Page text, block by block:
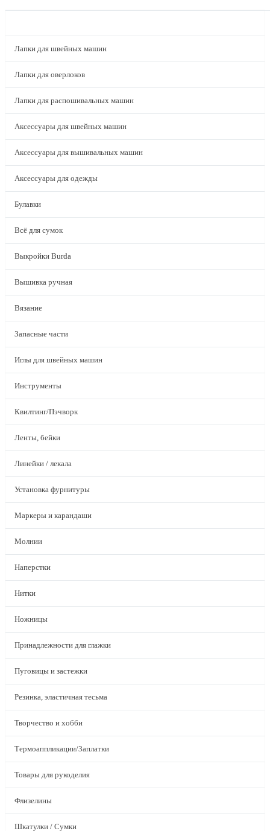
Лапки для швейных машин
Лапки для оверлоков
Лапки для распошивальных машин
Аксессуары для швейных машин
Аксессуары для вышивальных машин
Аксессуары для одежды
Булавки
Всё для сумок
Выкройки Burda
Вышивка ручная
Вязание
Запасные части
Иглы для швейных машин
Инструменты
Квилтинг/Пэчворк
Ленты, бейки
Линейки / лекала
Установка фурнитуры
Маркеры и карандаши
Молнии
Наперстки
Нитки
Ножницы
Принадлежности для глажки
Пуговицы и застежки
Резинка, эластичная тесьма
Творчество и хобби
Термоаппликации/Заплатки
Товары для рукоделия
Флизелины
Шкатулки / Сумки